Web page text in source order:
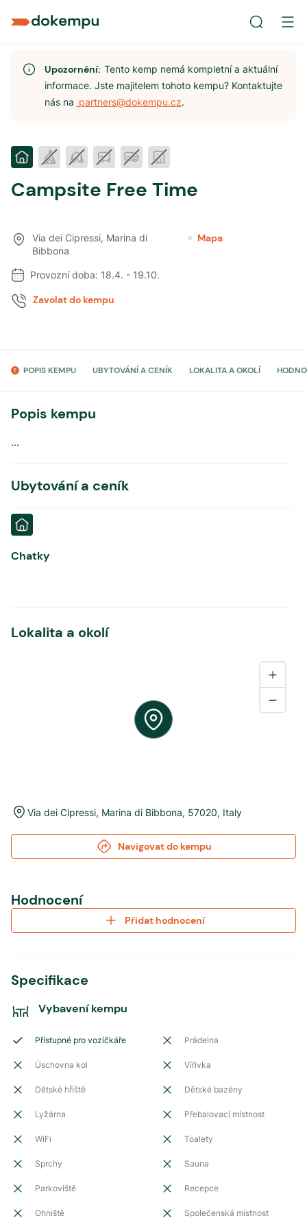
Upozornění:Tento kemp nemá kompletní a aktuální
informace. Jste majitelem tohoto kempu? Kontaktujte
nás na partners@dokempu.cz.
Campsite Free Time
Via dei Cipressi, Marina di
Bibbona
Mapa
Provozní doba: 18.4. - 19.10.
Zavolat do kempu
POPIS KEMPU UBYTOVÁNÍ A CENÍK LOKALITA A OKOLÍ
Popis kempu
...
Ubytování a ceník
Chatky
Lokalita a okolí
Via dei Cipressi, Marina di Bibbona, 57020, Italy
Navigovat do kempu
Hodnocení
Přidat hodnocení
Specifikace
Vybavení kempu
Přístupné pro vozíčkáře Prádelna
Úschovna kol Vířivka
Dětské hřiště Dětské bazény
Lyžárna Přebalovací místnost
WiFi Toalety
Sprchy Sauna
Parkoviště Recepce
Ohniště Společenská místnost